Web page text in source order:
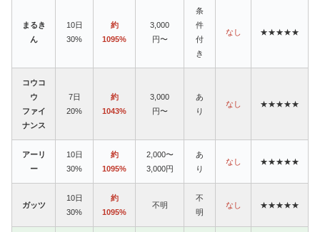
まるき
ん
10日
30%
約
1095%
3,000
円〜
条
件
付
き
なし ★★★★★
コウコ
ウ
ファイ
ナンス
7日
20%
約
1043%
3,000
円〜
あ
り
なし ★★★★★
アーリ
ー
10日
30%
約
1095%
2,000〜
3,000円
あ
り
なし ★★★★★
ガッツ
10日
30%
約
1095%
不明
不
明
なし ★★★★★